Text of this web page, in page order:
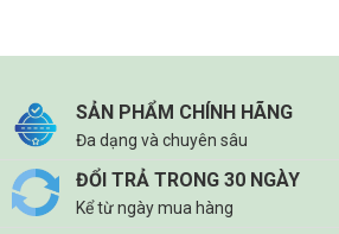
SẢN PHẨM CHÍNH HÃNG
Đa dạng và chuyên sâu
ĐỔI TRẢ TRONG 30 NGÀY
Kể từ ngày mua hàng